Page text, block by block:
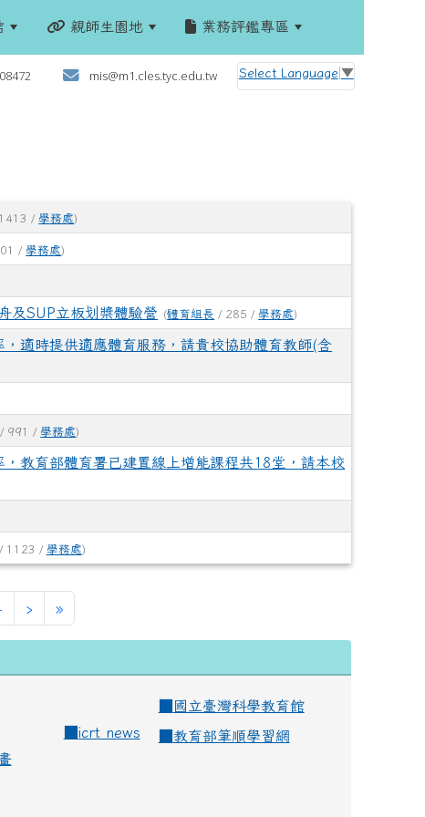
親師生園地 業務評鑑專區
mis@m1.cles.tyc.edu.tw Select Language ▼
/ 學務處)
/ 學務處)
及SUP立板划槳體驗營 (體育組長 / 285 / 學務處)
適時提供適應體育服務，請貴校協助體育教師(含
/ 991 / 學務處)
教育部體育署已建置線上增能課程共18堂，請本校
/ 1123 / 學務處)
› »
國立臺灣科學教育館
icrt news
教育部筆順學習網